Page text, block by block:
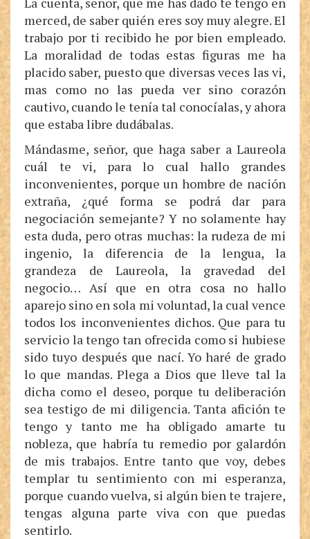
merced, de saber quién eres soy muy alegre. El
trabajo por ti recibido he por bien empleado.
La moralidad de todas estas figuras me ha
placido saber, puesto que diversas veces las vi,
mas como no las pueda ver sino corazón
cautivo, cuando le tenía tal conocíalas, y ahora
que estaba libre dudábalas.
Mándasme, señor, que haga saber a Laureola
cuál te vi, para lo cual hallo grandes
inconvenientes, porque un hombre de nación
extraña, ¿qué forma se podrá dar para
negociación semejante? Y no solamente hay
esta duda, pero otras muchas: la rudeza de mi
ingenio, la diferencia de la lengua, la
grandeza de Laureola, la gravedad del
negocio… Así que en otra cosa no hallo
aparejo sino en sola mi voluntad, la cual vence
todos los inconvenientes dichos. Que para tu
servicio la tengo tan ofrecida como si hubiese
sido tuyo después que nací. Yo haré de grado
lo que mandas. Plega a Dios que lleve tal la
dicha como el deseo, porque tu deliberación
sea testigo de mi diligencia. Tanta afición te
tengo y tanto me ha obligado amarte tu
nobleza, que habría tu remedio por galardón
de mis trabajos. Entre tanto que voy, debes
templar tu sentimiento con mi esperanza,
porque cuando vuelva, si algún bien te trajere,
tengas alguna parte viva con que puedas
sentirlo.